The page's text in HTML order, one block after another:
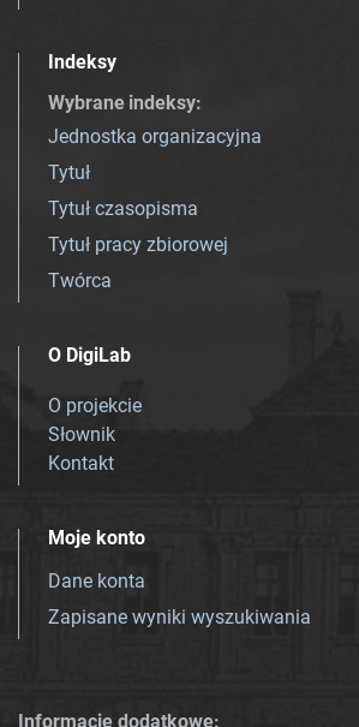
Indeksy
Wybrane indeksy:
Jednostka organizacyjna
Tytuł
Tytuł czasopisma
Tytuł pracy zbiorowej
Twórca
O DigiLab
O projekcie
Słownik
Kontakt
Moje konto
Dane konta
Zapisane wyniki wyszukiwania
Informacje dodatkowe: